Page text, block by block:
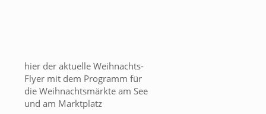
hier der aktuelle Weihnachts-
Flyer mit dem Programm für
die Weihnachtsmärkte am See
und am Marktplatz